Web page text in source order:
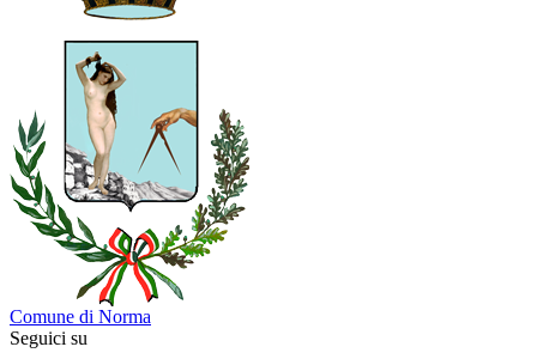
Comune di Norma
Seguici su